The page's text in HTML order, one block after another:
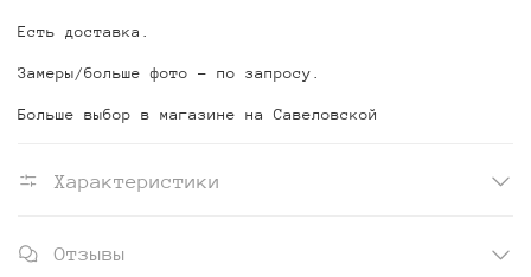
Есть доставка.
Замеры/больше фото - по запросу.
Больше выбор в магазине на Савеловской
Характеристики
Отзывы